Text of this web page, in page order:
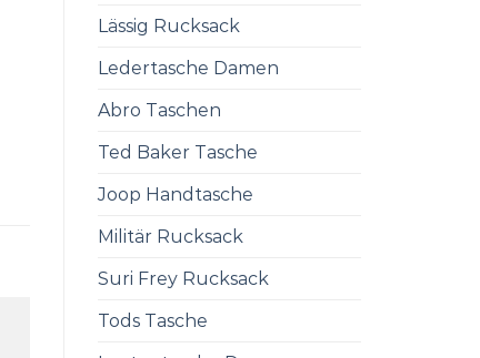
Lässig Rucksack
Ledertasche Damen
Abro Taschen
Ted Baker Tasche
Joop Handtasche
Militär Rucksack
Suri Frey Rucksack
Tods Tasche